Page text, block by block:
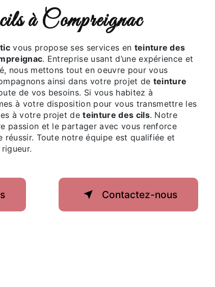
à Compreignac
vous propose ses services en teinture des
. Entreprise usant d’une expérience et
nous mettons tout en oeuvre pour vous
ainsi dans votre projet de teinture
de vos besoins. Si vous habitez à
à votre disposition pour vous transmettre les
à votre projet deteinture des cils. Notre
passion et le partager avec vous renforce
réussir. Toute notre équipe est qualifiée et
Contactez-nous